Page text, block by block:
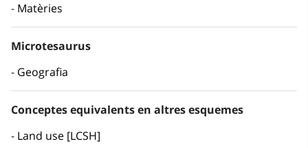
Matèries
Microtesaurus
Geografia
Conceptes equivalents en altres esquemes
Land use [LCSH]